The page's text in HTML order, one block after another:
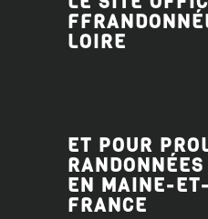
LOIRE
ET POUR
EN MAINE-
FRANCE